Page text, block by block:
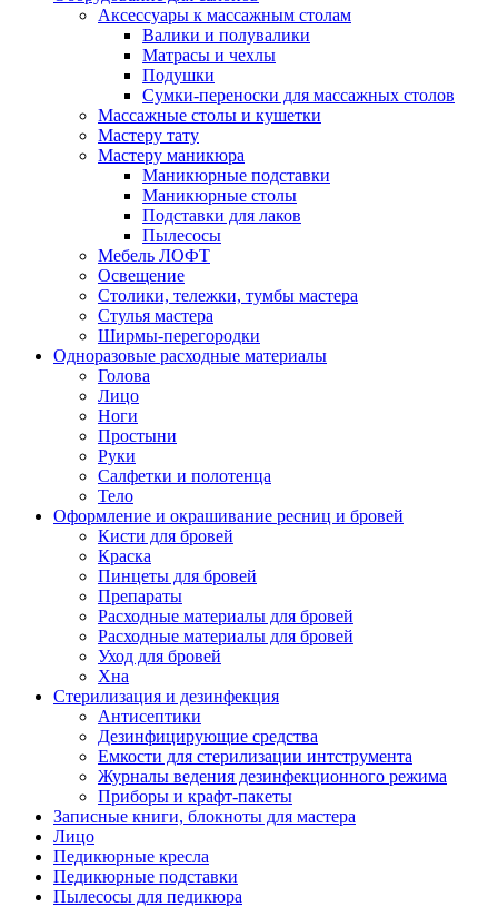
Аксессуары к массажным столам
Валики и полувалики
Матрасы и чехлы
Подушки
Сумки-переноски для массажных столов
Массажные столы и кушетки
Мастеру тату
Мастеру маникюра
Маникюрные подставки
Маникюрные столы
Подставки для лаков
Пылесосы
Мебель ЛОФТ
Освещение
Столики, тележки, тумбы мастера
Стулья мастера
Ширмы-перегородки
Одноразовые расходные материалы
Голова
Лицо
Ноги
Простыни
Руки
Салфетки и полотенца
Тело
Оформление и окрашивание ресниц и бровей
Кисти для бровей
Краска
Пинцеты для бровей
Препараты
Расходные материалы для бровей
Расходные материалы для бровей
Уход для бровей
Хна
Стерилизация и дезинфекция
Антисептики
Дезинфицирующие средства
Емкости для стерилизации интструмента
Журналы ведения дезинфекционного режима
Приборы и крафт-пакеты
Записные книги, блокноты для мастера
Лицо
Педикюрные кресла
Педикюрные подставки
Пылесосы для педикюра